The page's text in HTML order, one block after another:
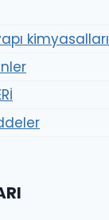
kimyasalları